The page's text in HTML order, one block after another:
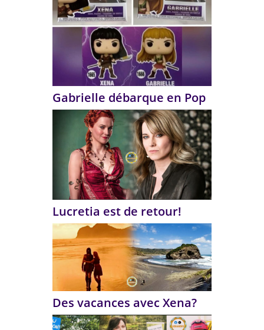
Gabrielle débarque en Pop
Lucretia est de retour!
Des vacances avec Xena?